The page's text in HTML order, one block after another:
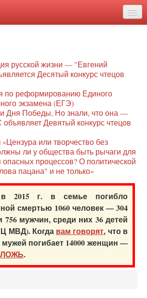
русской жизни — "Евгений
Десятый конкурс чтецов
по реформированию Единого
экзамена (ЕГЭ)
Дня Победы, Но знали, что она —
Девятый конкурс чтецов
или творчество без
ли у общества быть рычаги для
процессов? О политической
пацана" и не только»
2015 г. в семье погибло
смертью 1060 человек — 304
мужчин, среди них 36 детей
МВД). Когда вам говорят, что в
мужей погибает 14000 женщин —
.